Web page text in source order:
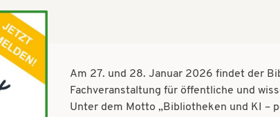
Am 27. und 28. Januar 2026 findet der
Fachveranstaltung für öffentliche und
Unter dem Motto „Bibliotheken und KI –